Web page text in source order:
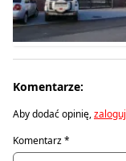
Komentarze:
Aby dodać opinię,
Komentarz*